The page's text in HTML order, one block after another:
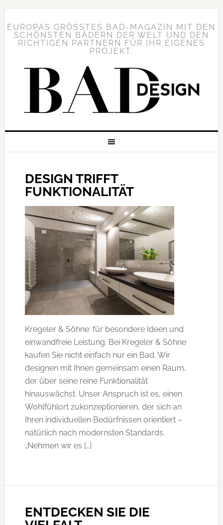
EUROPAS GRÖSSTES BAD-MAGAZIN MIT DEN S
CHÖNSTEN BÄDERN DER WELT UND DEN R
ICHTIGEN PARTNERN FÜR IHR EIGENES P
ROJEKT.
DESIGN TRIFFT
FUNKTIONALITÄT
Kregeler & Söhne: für besondere Ideen und
einwandfreie Leistung. Bei Kregeler & Söhne
kaufen Sie nicht einfach nur ein Bad. Wir
designen mit Ihnen gemeinsam einen Raum,
der über seine reine Funktionalität
hinauswächst. Unser Anspruch ist es, einen
Wohlfühlort zukonzeptionieren, der sich an
Ihren individuellen Bedürfnissen orientiert –
natürlich nach modernsten Standards.
„Nehmen wir es […]
ENTDECKEN SIE DIE